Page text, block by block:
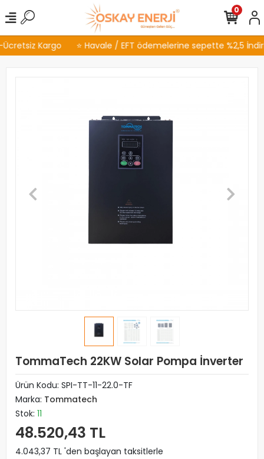
Kargo ⭐ Havale / EFT ödemelerine sepette %2,5
0
TommaTech 22KW Solar Pompa İnverter
Ürün Kodu: SPI-TT-11-22.0-TF
Marka: Tommatech
Stok: 11
48.520,43 TL
4.043,37 TL 'den başlayan taksitlerle